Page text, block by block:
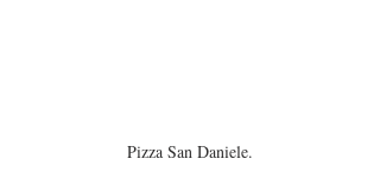
Pizza San Daniele.